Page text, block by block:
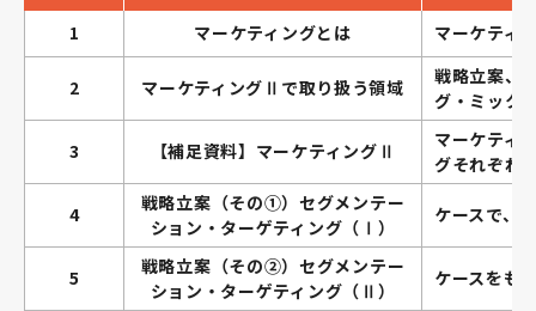
1
マーケティングとは マーケティ
2 マーケティングⅡで取り扱う領域
戦略立案、
グ・ミック
3 【補足資料】マーケティングⅡ
マーケティ
グそれぞれ
4
戦略立案（その①）セグメンテー
ション・ターゲティング（Ⅰ）
ケースで、
5
戦略立案（その②）セグメンテー
ション・ターゲティング（Ⅱ）
ケースをも